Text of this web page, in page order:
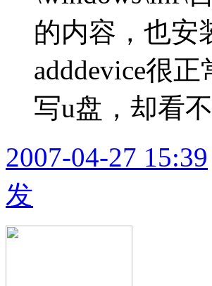
的内容，也安
adddevice很
写u盘，却看
2007-04-27 15:39
发